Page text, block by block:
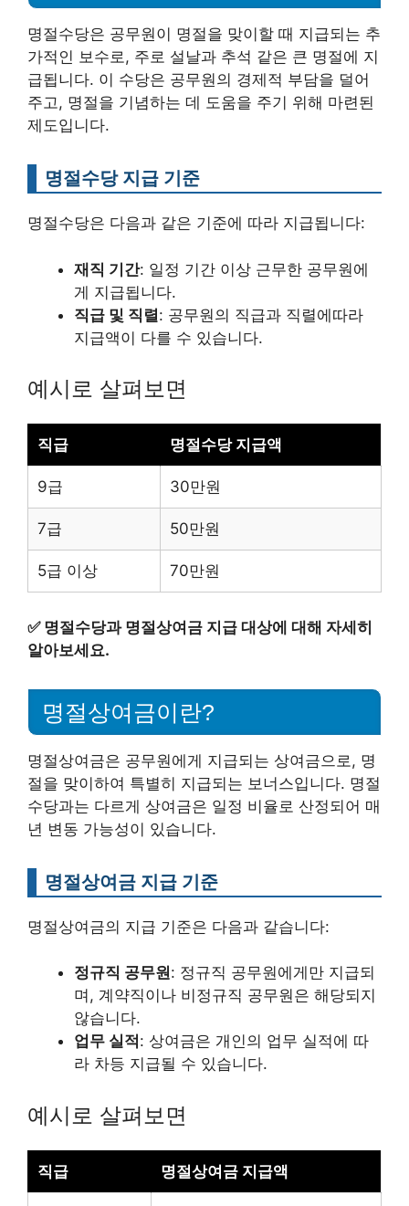
명절수당은 공무원이 명절을 맞이할 때 지급되는 추
가적인 보수로, 주로 설날과 추석 같은 큰 명절에 지
급됩니다. 이 수당은 공무원의 경제적 부담을 덜어
주고, 명절을 기념하는 데 도움을 주기 위해 마련된
제도입니다.
명절수당 지급 기준
명절수당은 다음과 같은 기준에 따라 지급됩니다:
재직 기간: 일정 기간 이상 근무한 공무원에
게 지급됩니다.
직급 및 직렬: 공무원의 직급과 직렬에따라
지급액이 다를 수 있습니다.
예시로 살펴보면
직급 명절수당 지급액
9급 30만원
7급 50만원
5급 이상 70만원
✅ 명절수당과 명절상여금 지급 대상에 대해 자세히
알아보세요.
명절상여금이란?
명절상여금은 공무원에게 지급되는 상여금으로, 명
절을 맞이하여 특별히 지급되는 보너스입니다. 명절
수당과는 다르게 상여금은 일정 비율로 산정되어 매
년 변동 가능성이 있습니다.
명절상여금 지급 기준
명절상여금의 지급 기준은 다음과 같습니다:
정규직 공무원: 정규직 공무원에게만 지급되
며, 계약직이나 비정규직 공무원은 해당되지
않습니다.
업무 실적 : 상여금은 개인의 업무 실적에 따
라 차등 지급될 수 있습니다.
예시로 살펴보면
직급 명절상여금 지급액